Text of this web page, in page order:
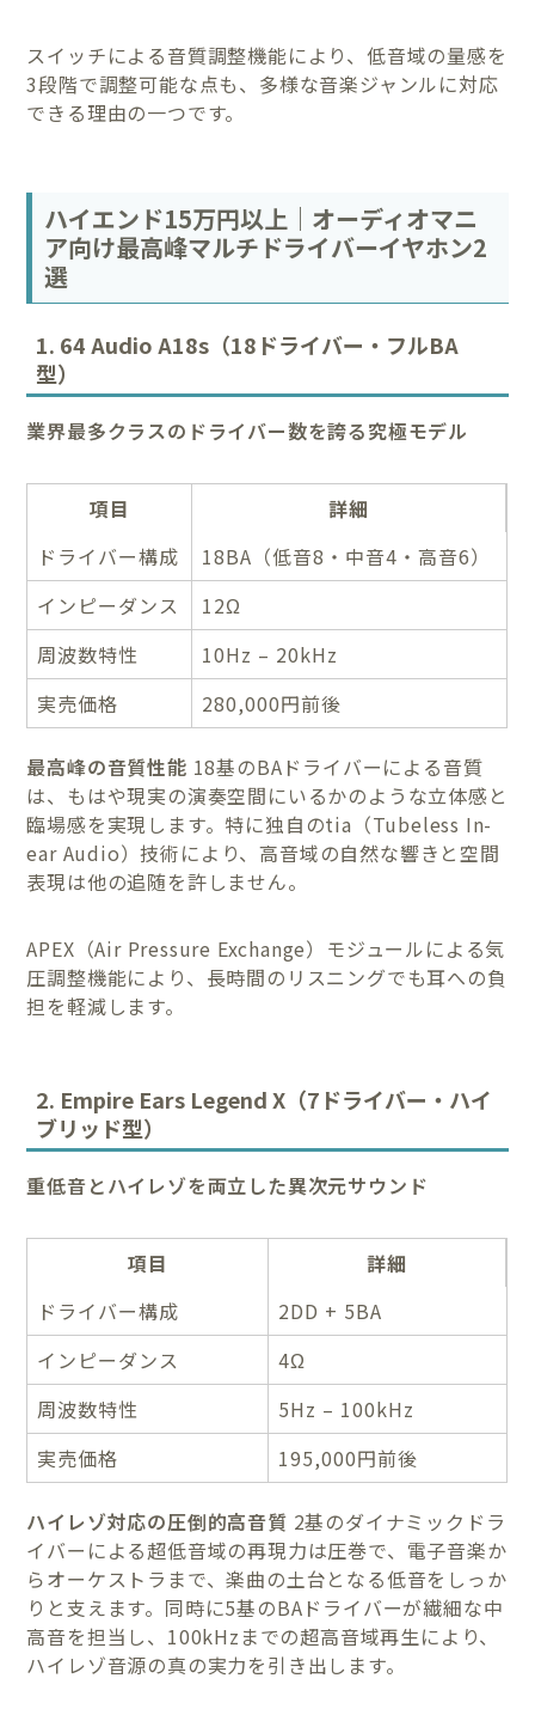
スイッチによる音質調整機能により、低音域の量感を
3段階で調整可能な点も、多様な音楽ジャンルに対応
できる理由の一つです。
ハイエンド15万円以上｜オーディオマニ
ア向け最高峰マルチドライバーイヤホン2
選
1. 64 Audio A18s（18ドライバー・フルBA
型）
業界最多クラスのドライバー数を誇る究極モデル
項目
詳細
ドライバー構成
18BA（低音8・中音4・高音6）
インピーダンス
12Ω
周波数特性
10Hz – 20kHz
実売価格
280,000円前後
最高峰の音質性能 18基のBAドライバーによる音質
は、もはや現実の演奏空間にいるかのような立体感と
臨場感を実現します。特に独自のtia（Tubeless In-
ear Audio）技術により、高音域の自然な響きと空間
表現は他の追随を許しません。
APEX（Air Pressure Exchange）モジュールによる気
圧調整機能により、長時間のリスニングでも耳への負
担を軽減します。
2. Empire Ears Legend X（7ドライバー・ハイ
ブリッド型）
重低音とハイレゾを両立した異次元サウンド
項目
詳細
ドライバー構成
2DD + 5BA
インピーダンス
4Ω
周波数特性
5Hz – 100kHz
実売価格
195,000円前後
ハイレゾ対応の圧倒的高音質 2基のダイナミックドラ
イバーによる超低音域の再現力は圧巻で、電子音楽か
らオーケストラまで、楽曲の土台となる低音をしっか
りと支えます。同時に5基のBAドライバーが繊細な中
高音を担当し、100kHzまでの超高音域再生により、
ハイレゾ音源の真の実力を引き出します。